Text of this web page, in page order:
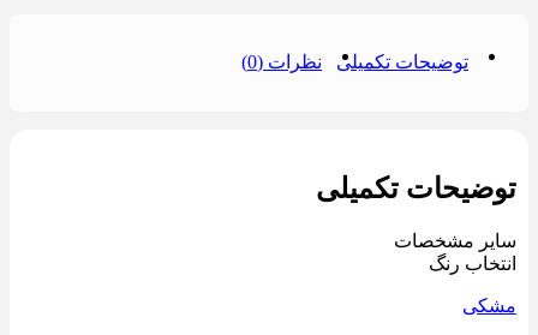
توضیحات تکمیلی نظرات (0)
توضیحات تکمیلی
سایر مشخصات
انتخاب رنگ
مشکی